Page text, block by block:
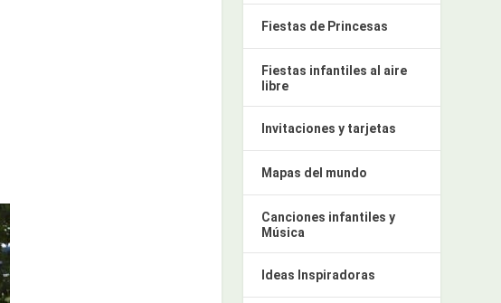
Fiestas de Princesas
Fiestas infantiles al aire
libre
Invitaciones y tarjetas
Mapas del mundo
Canciones infantiles y
Música
Ideas Inspiradoras